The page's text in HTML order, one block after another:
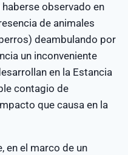
observado en
de animales
deambulando por
un inconveniente
en la Estancia
contagio de
que causa en la
en el marco de un